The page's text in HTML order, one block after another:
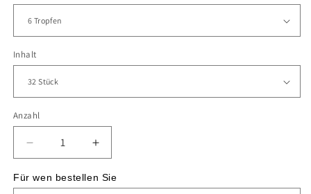
Inhalt
Anzahl
Verringere
die
Menge
Erhöhe
die
Menge
Für wen bestellen Sie